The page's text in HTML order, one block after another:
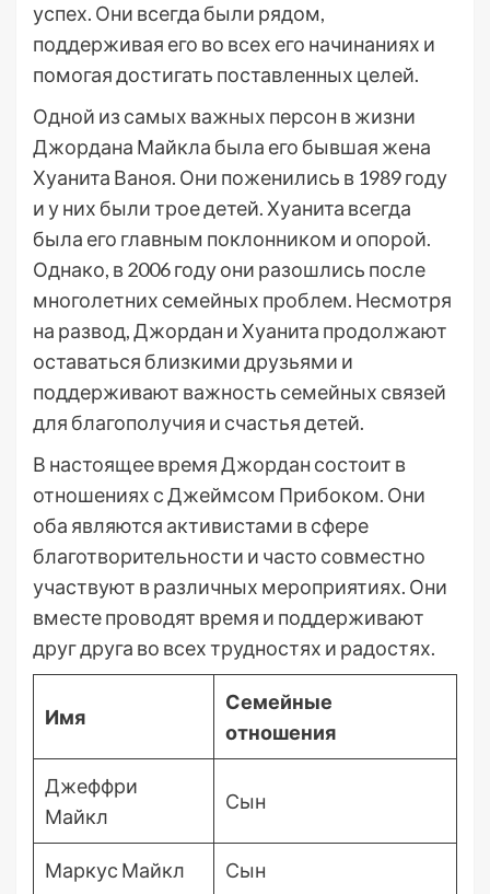
успех. Они всегда были рядом,
поддерживая его во всех его начинаниях и
помогая достигать поставленных целей.
Одной из самых важных персон в жизни
Джордана Майкла была его бывшая жена
Хуанита Ваноя. Они поженились в 1989 году
и у них были трое детей. Хуанита всегда
была его главным поклонником и опорой.
Однако, в 2006 году они разошлись после
многолетних семейных проблем. Несмотря
на развод, Джордан и Хуанита продолжают
оставаться близкими друзьями и
поддерживают важность семейных связей
для благополучия и счастья детей.
В настоящее время Джордан состоит в
отношениях с Джеймсом Прибоком. Они
оба являются активистами в сфере
благотворительности и часто совместно
участвуют в различных мероприятиях. Они
вместе проводят время и поддерживают
друг друга во всех трудностях и радостях.
Имя
Семейные
отношения
Джеффри
Майкл
Сын
Маркус Майкл Сын